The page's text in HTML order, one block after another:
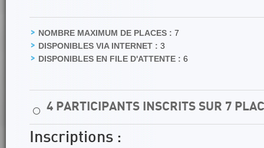
NOMBRE MAXIMUM DE PLACES : 7
DISPONIBLES VIA INTERNET : 3
DISPONIBLES EN FILE D'ATTENTE : 6
⚪ 4 PARTICIPANTS INSCRITS SUR 7
Inscriptions :